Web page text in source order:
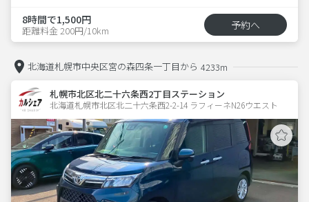
8時間で1,500円
距離料金 200円/10km 予約へ
北海道札幌市中央区宮の森四条一丁目から 4233m
札幌市北区北二十六条西2丁目ステーション
北海道札幌市北区北二十六条西2-2-14 ラフィーネN26ウエスト